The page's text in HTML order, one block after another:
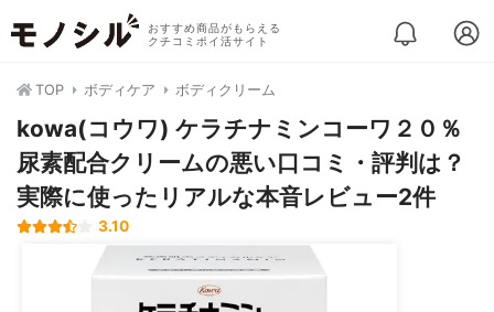
おすすめ商品がもらえる
クチコミポイ活サイト
TOP ボディケア ボディクリーム
kowa(コウワ) ケラチナミンコーワ２０％
尿素配合クリームの悪い口コミ・評判は？
実際に使ったリアルな本音レビュー2件
3.10